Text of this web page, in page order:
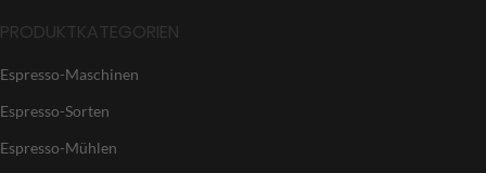
PRODUKTKATEGORIEN
Espresso-Maschinen
Espresso-Sorten
Espresso-Mühlen